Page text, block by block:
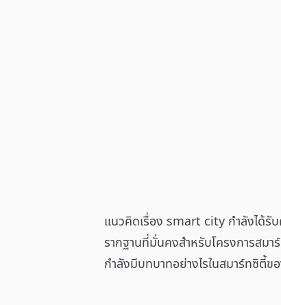
แนวคิดเรื่อง smart city กำลังได้รับ
รากฐานที่มั่นคงสำหรับโครงการสม
กำลังมีบทบาทอย่างไรในสมาร์ทซิตี้